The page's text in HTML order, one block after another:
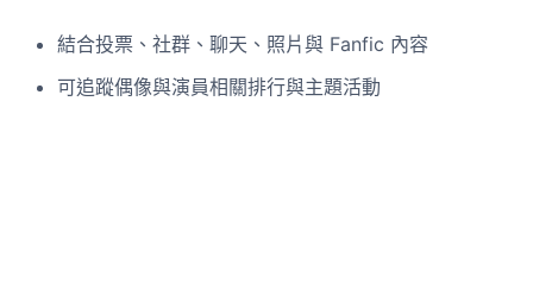
結合投票、社群、聊天、照片與 Fanfic 內容
可追蹤偶像與演員相關排行與主題活動